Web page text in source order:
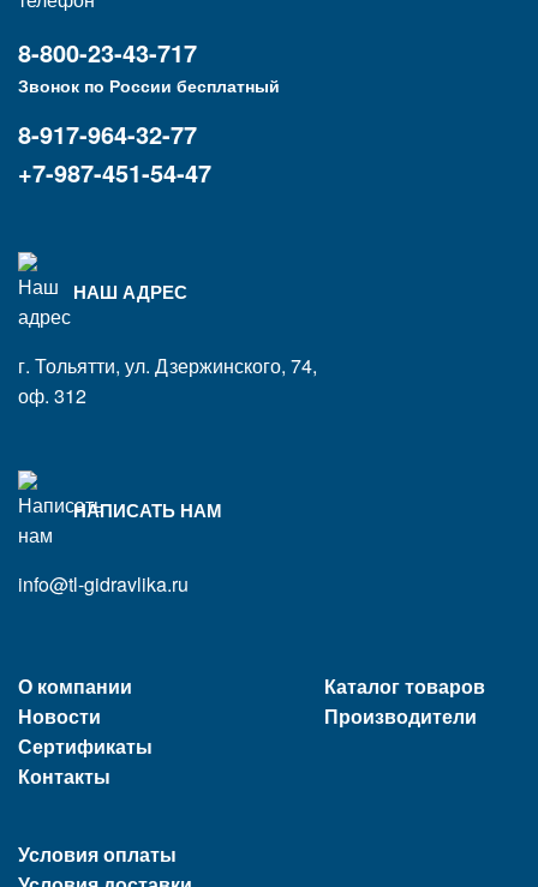
8-800-23-43-717
Звонок по России бесплатный
8-917-964-32-77
+7-987-451-54-47
НАШ АДРЕС
г. Тольятти, ул. Дзержинского, 74,
оф. 312
НАПИСАТЬ НАМ
info@tl-gidravlika.ru
О компании
Новости
Сертификаты
Контакты
Условия оплаты
Каталог товаров
Производители